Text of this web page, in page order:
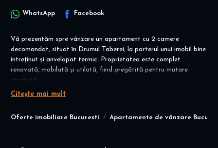
Oferte imobiliare Bucuresti Apartamente de vânzare
WhatsApp Facebook
Vă prezentăm spre vânzare un apartament cu 2 camere
decomandat, situat în Drumul Taberei, la parterul unui imobil bine
întreținut și anvelopat termic. Proprietatea este complet
renovată, mobilată și utilată, fiind pregătită pentru mutare
imediată.
Apartamentul beneficiază de o compartimentare practică și de
electrică a fost schimbată complet pe fire de cupru, cu prize
Citește mai mult